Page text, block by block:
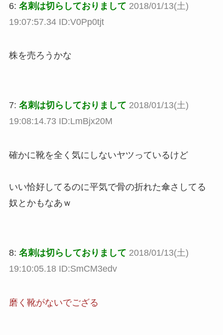
6: 名刺は切らしておりまして 2018/01/13(土)
19:07:57.34 ID:V0Pp0tjt
株を売ろうかな
7: 名刺は切らしておりまして 2018/01/13(土)
19:08:14.73 ID:LmBjx20M
確かに靴を全く気にしないヤツっているけど
いい恰好してるのに平気で骨の折れた傘さしてる
奴とかもなあｗ
8: 名刺は切らしておりまして 2018/01/13(土)
19:10:05.18 ID:SmCM3edv
磨く靴がないでござる